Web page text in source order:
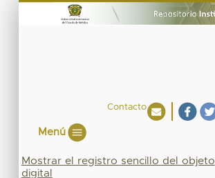
Contacto
Menú
Mostrar el registro sencillo del objeto
digital